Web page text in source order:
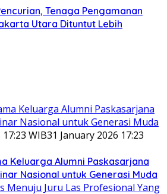
Tenaga Pengamanan
Utara Dituntut Lebih
WIB31 January 2026 17:23
Keluarga Alumni Paskasarjana
Nasional untuk Generasi Muda